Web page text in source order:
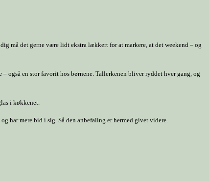
må det gerne være lidt ekstra lækkert for at markere, at det weekend – og
også en stor favorit hos børnene. Tallerkenen bliver ryddet hver gang, og
i køkkenet.
har mere bid i sig. Så den anbefaling er hermed givet videre.